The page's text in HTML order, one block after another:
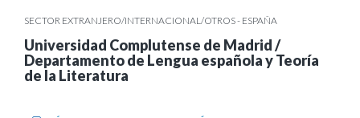
SECTOR EXTRANJERO/INTERNACIONAL/OTROS - ESPAÑA
Universidad Complutense de Madrid /
Departamento de Lengua española y Teoría
de la Literatura